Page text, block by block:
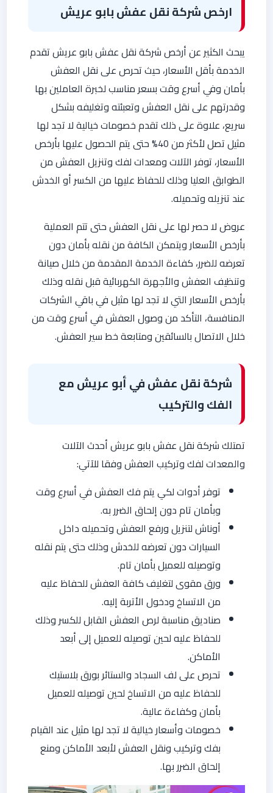
ارخص شركة نقل عفش بابو عريش
يبحث الكثير عن أرخص شركة نقل عفش بابو عريش تقدم
الخدمة بأقل الأسعار، حيث تحرص على نقل العفش
بأمان وفي أسرع وقت بسعر مناسب لخبرة العاملين بها
وقدرتهم على نقل العفش وتعبئته وتغليفه بشكل
سريع، علاوة على ذلك تقدم خصومات خيالية لا تجد لها
مثيل تصل لأكثر من 40% حتى يتم الحصول عليها بأرخص
الأسعار، توفر الآلات ومعدات لفك وتنزيل العفش من
الطوابق العليا وذلك للحفاظ عليها من الكسر أو الخدش
عند تنزيله وتحميله.
عروض لا حصر لها على نقل العفش حتى تتم العملية
بأرخص الأسعار ويتمكن الكافة من نقله بأمان دون
تعرضه للضرر، كفاءة الخدمة المقدمة من خلال صيانة
وتنظيف العفش والأجهرة الكهربائية قبل نقله وذلك
بأرخص الأسعار التي لا تجد لها مثيل في باقي الشركات
المنافسة، التأكد من وصول العفش في أسرع وقت من
خلال الاتصال بالسائقين ومتابعة خط سير العفش.
شركة نقل عفش في أبو عريش مع
الفك والتركيب
تمتلك شركة نقل عفش بابو عريش أحدث الآلات
والمعدات لفك وتركيب العفش وفقا للآتي:
توفر أدوات لكي يتم فك العفش في أسرع وقت
وبأمان تام دون إلحاق الضرر به.
أوناش لتنزيل ورفع العفش وتحميله داخل
السيارات دون تعرضه للخدش وذلك حتى يتم نقله
وتوصيله للعميل بأمان تام.
ورق مقوى لتغليف كافة العفش للحفاظ عليه
من الاتساخ ودخول الأتربة إليه.
صناديق مناسبة لرص العفش القابل للكسر وذلك
للحفاظ عليه لحين توصيله للعميل إلى أبعد
الأماكن.
تحرص على لف السجاد والستائر بورق بلاستيك
للحفاظ عليه من الاتساخ لحين توصيله للعميل
بأمان وكفاءة عالية.
خصومات وأسعار خيالية لا تجد لها مثيل عند القيام
بفك وتركيب ونقل العفش لأبعد الأماكن ومنع
إلحاق الضرر بها.